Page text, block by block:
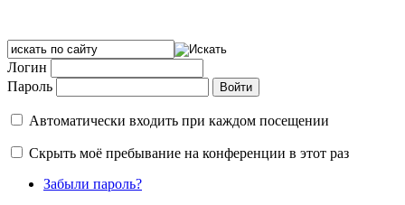
Логин
Пароль
Автоматически входить при каждом посещении
Скрыть моё пребывание на конференции в этот раз
Забыли пароль?